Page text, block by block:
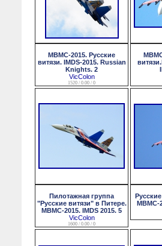
МВМС-2015. Русские
витязи. IMDS-2015. Russian
Knights. 2
VicColon
1520 / 0.00 / 0
Пилотажная группа
"Русские витязи" в Питере.
МВМС-2015. IMDS 2015. 5
VicColon
1600 / 0.00 / 0
МВМС-